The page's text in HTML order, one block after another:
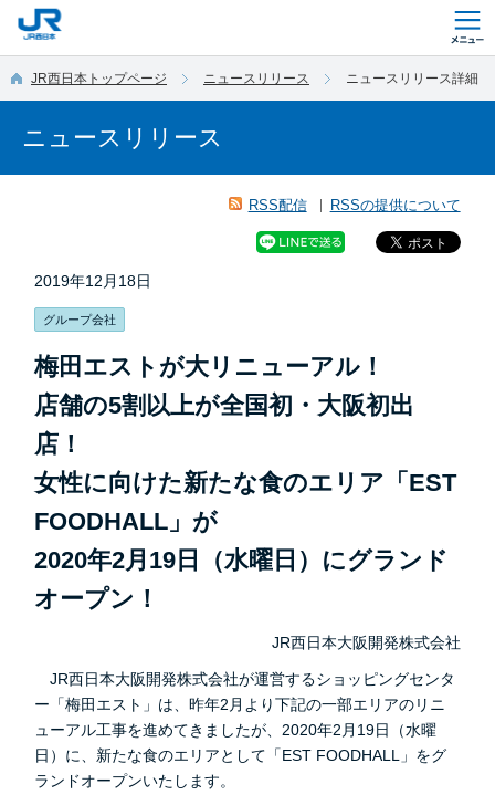
JR西日本トップページ ニュースリリース ニュースリリース詳細
ニュースリリース
RSS配信 RSSの提供について
2019年12月18日
グループ会社
梅田エストが大リニューアル！
店舗の5割以上が全国初・大阪初出
店！
女性に向けた新たな食のエリア「EST
FOODHALL」が
2020年2月19日（水曜日）にグランド
オープン！
JR西日本大阪開発株式会社
JR西日本大阪開発株式会社が運営するショッピングセンタ
ー「梅田エスト」は、昨年2月より下記の一部エリアのリニ
ューアル工事を進めてきましたが、2020年2月19日（水曜
日）に、新たな食のエリアとして「EST FOODHALL」をグ
ランドオープンいたします。